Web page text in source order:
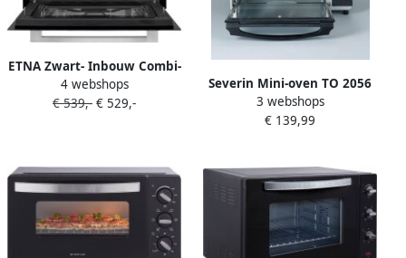
ETNA Zwart- Inbouw Combi-
Magnetron 44L Magnetron
Oven en Grill 20
4 webshops
€ 539,- € 529,-
Severin Mini-oven TO 2056
Luchtcirculatie boven- en
onderwarmte afzonderlijk
3 webshops
€ 139,99